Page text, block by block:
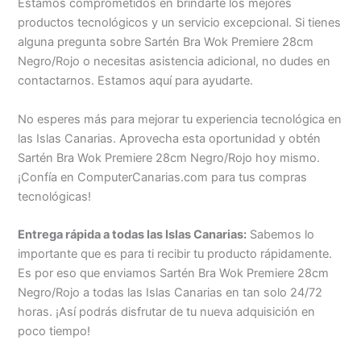
Estamos comprometidos en brindarte los mejores
productos tecnológicos y un servicio excepcional. Si tienes
alguna pregunta sobre Sartén Bra Wok Premiere 28cm
Negro/Rojo o necesitas asistencia adicional, no dudes en
contactarnos. Estamos aquí para ayudarte.
No esperes más para mejorar tu experiencia tecnológica en
las Islas Canarias. Aprovecha esta oportunidad y obtén
Sartén Bra Wok Premiere 28cm Negro/Rojo hoy mismo.
¡Confía en ComputerCanarias.com para tus compras
tecnológicas!
Entrega rápida a todas las Islas Canarias: Sabemos lo
importante que es para ti recibir tu producto rápidamente.
Es por eso que enviamos Sartén Bra Wok Premiere 28cm
Negro/Rojo a todas las Islas Canarias en tan solo 24/72
horas. ¡Así podrás disfrutar de tu nueva adquisición en
poco tiempo!